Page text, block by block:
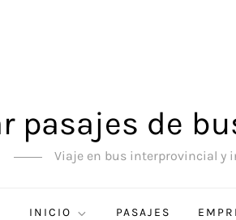
pasajes de
Viaje en bus interprovincial y
INICIO PASAJES